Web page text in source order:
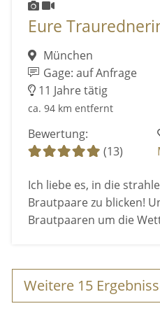
Eure
München
Gage: auf Anfrage
11 Jahre tätig
ca. 94 km entfernt
Bewertung:
(13)
Ich liebe es, in die
Brautpaare zu blicken!
Brautpaaren um die
Weitere 15